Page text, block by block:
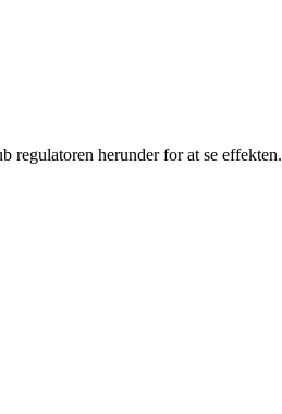
regulatoren herunder for at se effekten.